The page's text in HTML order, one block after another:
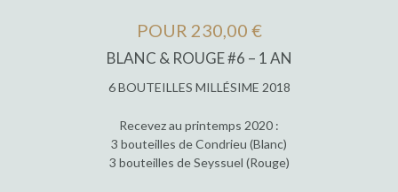
POUR 230,00 €
BLANC & ROUGE #6 – 1 AN
6 BOUTEILLES MILLÉSIME 2018
Recevez au printemps 2020 :
3 bouteilles de Condrieu (Blanc)
3 bouteilles de Seyssuel (Rouge)